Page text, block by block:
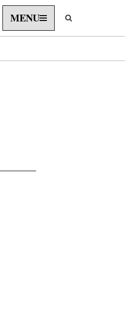
MENU